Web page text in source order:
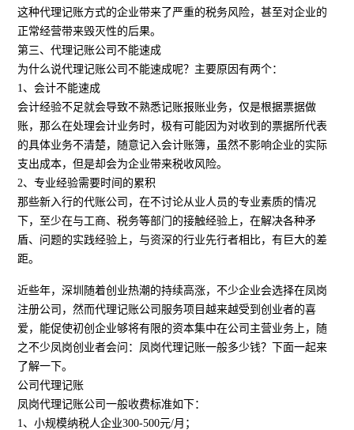
这种代理记账方式的企业带来了严重的税务风险，甚至对企业的
正常经营带来毁灭性的后果。
第三、代理记账公司不能速成
为什么说代理记账公司不能速成呢？主要原因有两个：
1、会计不能速成
会计经验不足就会导致不熟悉记账报账业务，仅是根据票据做
账，那么在处理会计业务时，极有可能因为对收到的票据所代表
的具体业务不清楚，随意记入会计账簿，虽然不影响企业的实际
支出成本，但是却会为企业带来税收风险。
2、专业经验需要时间的累积
那些新入行的代账公司，在不讨论从业人员的专业素质的情况
下，至少在与工商、税务等部门的接触经验上，在解决各种矛
盾、问题的实践经验上，与资深的行业先行者相比，有巨大的差
距。
近些年，深圳随着创业热潮的持续高涨，不少企业会选择在凤岗
注册公司，然而代理记账公司服务项目越来越受到创业者的喜
爱，能促使初创企业够将有限的资本集中在公司主营业务上，随
之不少凤岗创业者会问：凤岗代理记账一般多少钱？下面一起来
了解一下。
公司代理记账
凤岗代理记账公司一般收费标准如下：
1、小规模纳税人企业300-500元/月；